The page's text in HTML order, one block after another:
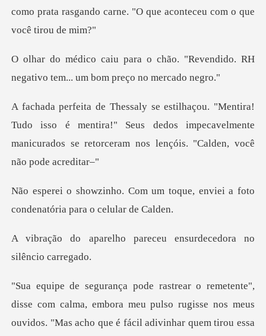
como prata rasgando carne. "O q
ão. "Revendido. RH
negativo tem.
o isso é mentira!" Seus dedos impecavelmente
manicurados se
m toque, enviei a foto
condena
pareceu ensurdecedora
sse com calma, embora meu pulso rugisse nos meus
ouvido